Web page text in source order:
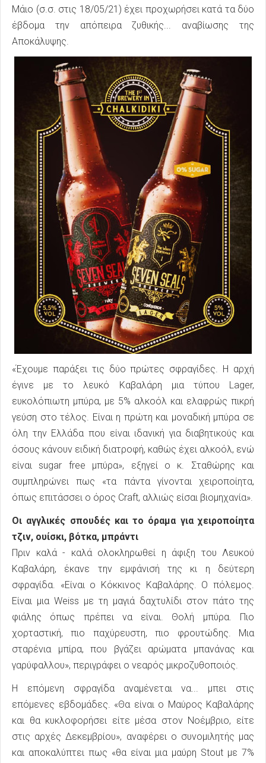
Μάιο (σ.σ. στις 18/05/21) έχει προχωρήσει κατά τα δύο
έβδομα την απόπειρα ζυθικής... αναβίωσης της
Αποκάλυψης.
«Έχουμε παράξει τις δύο πρώτες σφραγίδες. Η αρχή
έγινε με το λευκό Καβαλάρη μια τύπου Lager,
ευκολόπιωτη μπύρα, με 5% αλκοόλ και ελαφρώς πικρή
γεύση στο τέλος. Είναι η πρώτη και μοναδική μπύρα σε
όλη την Ελλάδα που είναι ιδανική για διαβητικούς και
όσους κάνουν ειδική διατροφή, καθώς έχει αλκοόλ, ενώ
είναι sugar free μπύρα», εξηγεί ο κ. Σταθώρης και
συμπληρώνει πως «τα πάντα γίνονται χειροποίητα,
όπως επιτάσσει ο όρος Craft, αλλιώς είσαι βιομηχανία».
Οι αγγλικές σπουδές και το όραμα για χειροποίητα
τζιν, ουίσκι, βότκα, μπράντι
Πριν καλά - καλά ολοκληρωθεί η άφιξη του Λευκού
Καβαλάρη, έκανε την εμφάνισή της κι η δεύτερη
σφραγίδα. «Είναι ο Κόκκινος Καβαλάρης. Ο πόλεμος.
Είναι μια Weiss με τη μαγιά δαχτυλίδι στον πάτο της
φιάλης όπως πρέπει να είναι. Θολή μπύρα. Πιο
χορταστική, πιο παχύρευστη, πιο φρουτώδης. Μια
σταρένια μπίρα, που βγάζει αρώματα μπανάνας και
γαρύφαλλου», περιγράφει ο νεαρός μικροζυθοποιός.
Η επόμενη σφραγίδα αναμένεται να... μπει στις
επόμενες εβδομάδες. «Θα είναι ο Μαύρος Καβαλάρης
και θα κυκλοφορήσει είτε μέσα στον Νοέμβριο, είτε
στις αρχές Δεκεμβρίου», αναφέρει ο συνομιλητής μας
και αποκαλύπτει πως «θα είναι μια μαύρη Stout με 7%